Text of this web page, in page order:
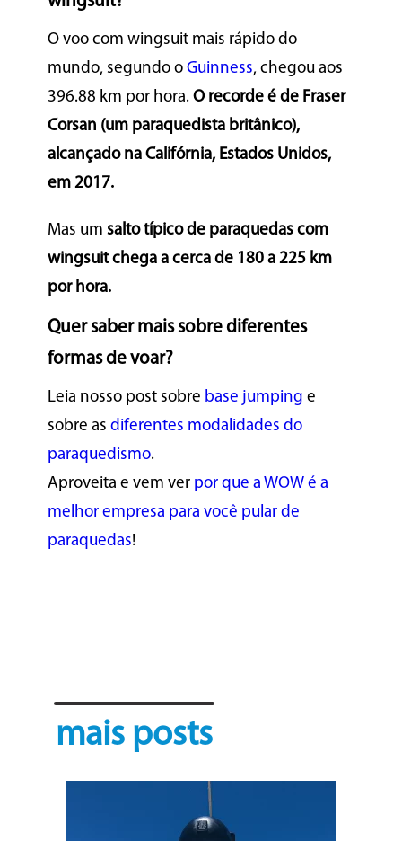
O voo com wingsuit mais rápido do
mundo, segundo o Guinness, chegou aos
396.88 km por hora. O recorde é de Fraser
Corsan (um paraquedista britânico),
alcançado na Califórnia, Estados Unidos,
em 2017.
Mas um salto típico de paraquedas com
wingsuit chega a cerca de 180 a 225 km
por hora.
Quer saber mais sobre diferentes
formas de voar?
Leia nosso post sobre base jumping e
sobre as diferentes modalidades do
paraquedismo.
Aproveita e vem ver por que a WOW é a
melhor empresa para você pular de
paraquedas!
mais posts